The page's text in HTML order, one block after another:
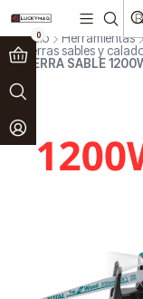
0
Inicio Herramientas
Sierras sables y
SIERRA SABLE